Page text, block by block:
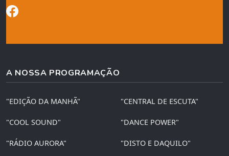
A NOSSA PROGRAMAÇÃO
"EDIÇÃO DA MANHÃ" "CENTRAL DE ESCUTA"
"COOL SOUND" "DANCE POWER"
"RÁDIO AURORA" "DISTO E DAQUILO"